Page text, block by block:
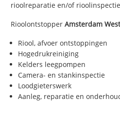
rioolreparatie en/of
RioolontstopperAmsterdam
Riool, afvoer ontstoppingen
Hogedrukreiniging
Kelders leegpompen
Camera- en stankinspectie
Loodgieterswerk
Aanleg, reparatie en